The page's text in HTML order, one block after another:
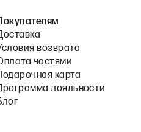
Покупателям
возврата
частями
Подарочная карта
Программа лояльности